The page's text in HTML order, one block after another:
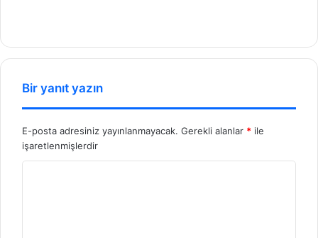
sit
Bir yanıt yazın
E-posta adresiniz yayınlanmayacak. Gerekli alanlar * ile
işaretlenmişlerdir